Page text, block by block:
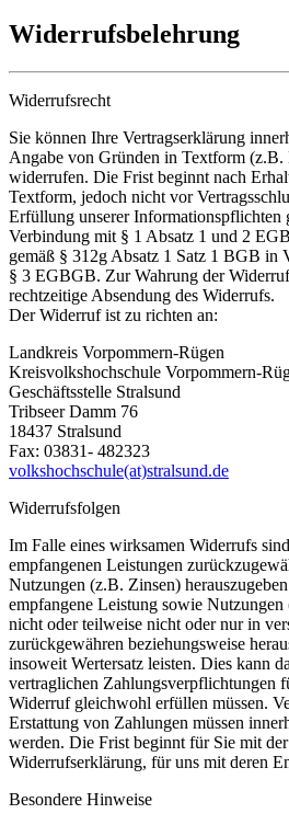
Widerrufsbelehrung
Widerrufsrecht
Sie können Ihre Vertragserklärung
Angabe von Gründen in Textform
widerrufen. Die Frist beginnt nach
Textform, jedoch nicht vor
Erfüllung unserer Informationspflichten
Verbindung mit § 1 Absatz 1 und 2
gemäß § 312g Absatz 1 Satz 1 BGB in
§ 3 EGBGB. Zur Wahrung der
rechtzeitige Absendung des Widerrufs.
Der Widerruf ist zu richten an:
Landkreis Vorpommern-Rügen
Kreisvolkshochschule Vorpommern-
Geschäftsstelle Stralsund
Tribseer Damm 76
18437 Stralsund
Fax: 03831- 482323
volkshochschule(at)stralsund.de
Widerrufsfolgen
Im Falle eines wirksamen Widerrufs
empfangenen Leistungen
Nutzungen (z.B. Zinsen)
empfangene Leistung sowie
nicht oder teilweise nicht oder nur in
zurückgewähren beziehungsweise
insoweit Wertersatz leisten. Dies kann
vertraglichen Zahlungsverpflichtungen
Widerruf gleichwohl erfüllen müssen.
Erstattung von Zahlungen müssen
werden. Die Frist beginnt für Sie mit
Widerrufserklärung, für uns mit deren
Besondere Hinweise